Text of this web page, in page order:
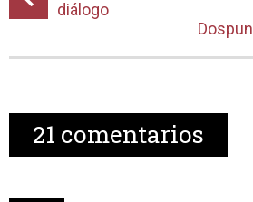
diálogo
21 comentarios